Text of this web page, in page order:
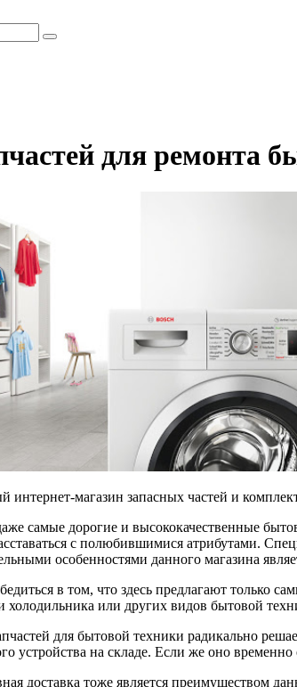
для ремонта
интернет-магазин запасных частей и
самые дорогие и высококачественные
с полюбившимися атрибутами.
особенностями данного магазина
в том, что здесь предлагают только
холодильника или других видов бытовой
для бытовой техники радикально
устройства на складе. Если же оно
доставка тоже является преимуществом